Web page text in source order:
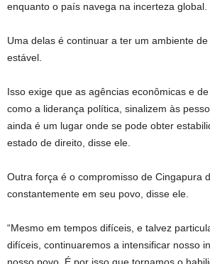
enquanto o país navega na incerteza global.
Uma delas é continuar a ter um ambiente
estável.
Isso exige que as agências econômicas e
como a liderança política, sinalizem às
ainda é um lugar onde se pode obter
estado de direito, disse ele.
Outra força é o compromisso de Cingapura
constantemente em seu povo, disse ele.
“Mesmo em tempos difíceis, e talvez
difíceis, continuaremos a intensificar nosso